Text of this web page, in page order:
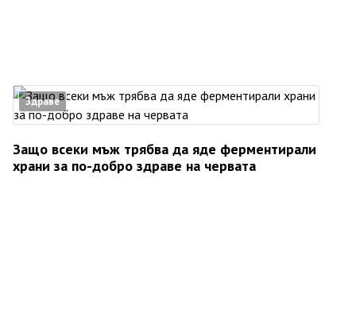
Здраве
Защо всеки мъж трябва да яде ферментирали
храни за по-добро здраве на червата